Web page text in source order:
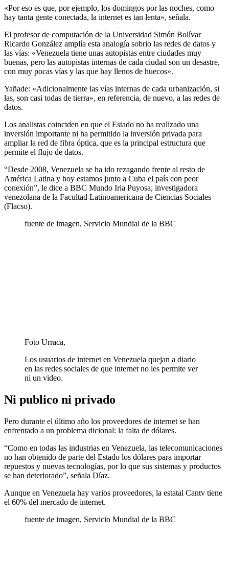
«Por eso es que, por ejemplo, los domingos por las noches, como
hay tanta gente conectada, la internet es tan lenta», señala.
El profesor de computación de la Universidad Simón Bolívar
Ricardo González amplía esta analogía sobrio las redes de datos y
las vías: «Venezuela tiene unas autopistas entre ciudades muy
buenas, pero las autopistas internas de cada ciudad son un desastre,
con muy pocas vías y las que hay llenos de huecos».
Yañade: «Adicionalmente las vías internas de cada urbanización, si
las, son casi todas de tierra», en referencia, de nuevo, a las redes de
datos.
Los analistas coinciden en que el Estado no ha realizado una
inversión importante ni ha permitido la inversión privada para
ampliar la red de fibra óptica, que es la principal estructura que
permite el flujo de datos.
“Desde 2008, Venezuela se ha ido rezagando frente al resto de
América Latina y hoy estamos junto a Cuba el país con peor
conexión”, le dice a BBC Mundo Iria Puyosa, investigadora
venezolana de la Facultad Latinoamericana de Ciencias Sociales
(Flacso).
fuente de imagen, Servicio Mundial de la BBC
Foto Urraca,
Los usuarios de internet en Venezuela quejan a diario
en las redes sociales de que internet no les permite ver
ni un video.
Ni publico ni privado
Pero durante el último año los proveedores de internet se han
enfrentado a un problema dicional: la falta de dólares.
“Como en todas las industrias en Venezuela, las telecomunicaciones
no han obtenido de parte del Estado los dólares para importar
repuestos y nuevas tecnologías, por lo que sus sistemas y productos
se han deteriorado”, señala Díaz.
Aunque en Venezuela hay varios proveedores, la estatal Cantv tiene
el 60% del mercado de internet.
fuente de imagen, Servicio Mundial de la BBC